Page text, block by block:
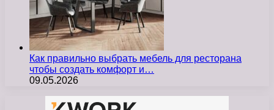
Как правильно выбрать мебель для ресторана
чтобы создать комфорт и…
09.05.2026